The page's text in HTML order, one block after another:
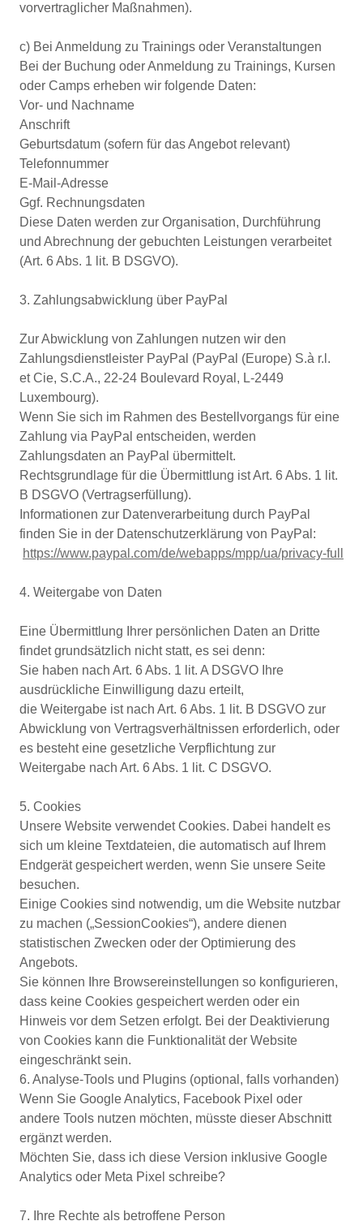
vorvertraglicher Maßnahmen).
c) Bei Anmeldung zu Trainings oder Veranstaltungen
Bei der Buchung oder Anmeldung zu Trainings, Kursen
oder Camps erheben wir folgende Daten:
Vor- und Nachname
Anschrift
Geburtsdatum (sofern für das Angebot relevant)
Telefonnummer
E-Mail-Adresse
Ggf. Rechnungsdaten
Diese Daten werden zur Organisation, Durchführung
und Abrechnung der gebuchten Leistungen verarbeitet
(Art. 6 Abs. 1 lit. B DSGVO).
3. Zahlungsabwicklung über PayPal
Zur Abwicklung von Zahlungen nutzen wir den
Zahlungsdienstleister PayPal (PayPal (Europe) S.à r.l.
et Cie, S.C.A., 22-24 Boulevard Royal, L-2449
Luxembourg).
Wenn Sie sich im Rahmen des Bestellvorgangs für eine
Zahlung via PayPal entscheiden, werden
Zahlungsdaten an PayPal übermittelt.
Rechtsgrundlage für die Übermittlung ist Art. 6 Abs. 1 lit.
B DSGVO (Vertragserfüllung).
Informationen zur Datenverarbeitung durch PayPal
finden Sie in der Datenschutzerklärung von PayPal:
https://www.paypal.com/de/webapps/mpp/ua/privacy-full
4. Weitergabe von Daten
Eine Übermittlung Ihrer persönlichen Daten an Dritte
findet grundsätzlich nicht statt, es sei denn:
Sie haben nach Art. 6 Abs. 1 lit. A DSGVO Ihre
ausdrückliche Einwilligung dazu erteilt,
die Weitergabe ist nach Art. 6 Abs. 1 lit. B DSGVO zur
Abwicklung von Vertragsverhältnissen erforderlich, oder
es besteht eine gesetzliche Verpflichtung zur
Weitergabe nach Art. 6 Abs. 1 lit. C DSGVO.
5. Cookies
Unsere Website verwendet Cookies. Dabei handelt es
sich um kleine Textdateien, die automatisch auf Ihrem
Endgerät gespeichert werden, wenn Sie unsere Seite
besuchen.
Einige Cookies sind notwendig, um die Website nutzbar
zu machen („SessionCookies“), andere dienen
statistischen Zwecken oder der Optimierung des
Angebots.
Sie können Ihre Browsereinstellungen so konfigurieren,
dass keine Cookies gespeichert werden oder ein
Hinweis vor dem Setzen erfolgt. Bei der Deaktivierung
von Cookies kann die Funktionalität der Website
eingeschränkt sein.
6. Analyse-Tools und Plugins (optional, falls vorhanden)
Wenn Sie Google Analytics, Facebook Pixel oder
andere Tools nutzen möchten, müsste dieser Abschnitt
ergänzt werden.
Möchten Sie, dass ich diese Version inklusive Google
Analytics oder Meta Pixel schreibe?
7. Ihre Rechte als betroffene Person